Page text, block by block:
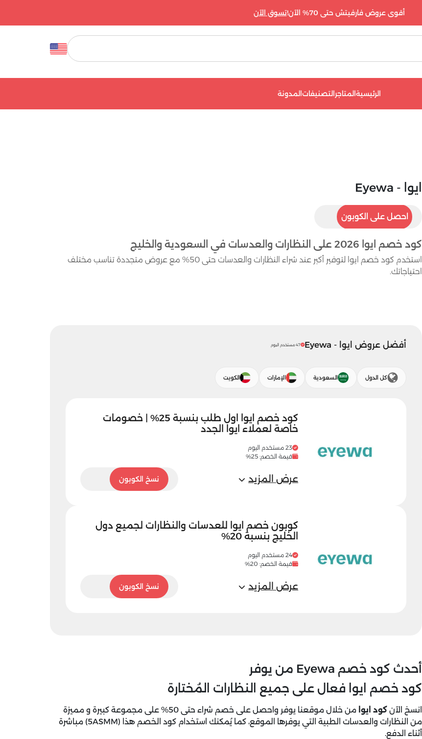
أقوى عروض فارفيتش حتى 70% الآن! تسوق الآن
الرئيسيةالمتاجرالتصنيفاتالمدونة
ايوا - Eyewa
5ASMM
احصل على الكوبون
كود خصم ايوا 2026 على النظارات والعدسات في السعودية والخليج
استخدم كود خصم ايوا لتوفير أكبر عند شراء النظارات والعدسات حتى 50% مع عروض متجددة تناسب مختلف
احتياجاتك.
أفضل عروض ايوا - Eyewa 47 مستخدم اليوم
كل الدول السعودية الإمارات الكويت
كود خصم ايوا اول طلب بنسبة 25% | خصومات
خاصة لعملاء ايوا الجدد
23 مستخدم اليوم
قيمة الخصم: 25%
عرض المزيد 5ASMM
نسخ الكوبون
كوبون خصم ايوا للعدسات والنظارات لجميع دول
الخليج بنسبة 20%
24 مستخدم اليوم
قيمة الخصم: 20%
عرض المزيد 5ASMM
نسخ الكوبون
أحدث كود خصم Eyewa من يوفر
كود خصم ايوا فعال على جميع النظارات المُختارة
انسخ الآن كود ايوا
من خلال موقعنا يوفر واحصل على خصم شراء حتى 50% على مجموعة كبيرة و مميزة
من النظارات والعدسات الطبية التي يوفرها الموقع، كما يُمكنك استخدام كود الخصم هذا (5ASMM) مباشرة
أثناء الدفع.